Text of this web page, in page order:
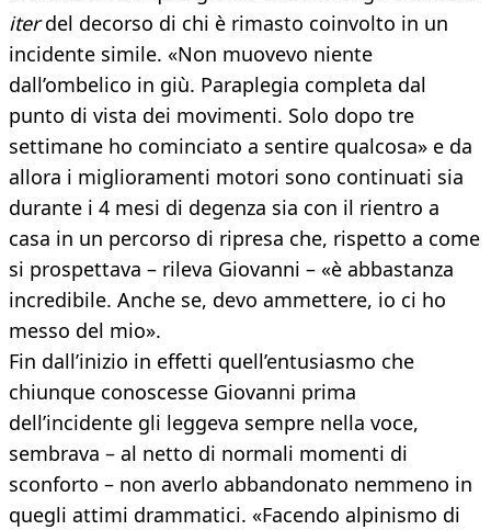
iterdel decorso di chi è rimasto coinvolto in un
incidente simile. «Non muovevo niente
dall’ombelico in giù. Paraplegia completa dal
punto di vista dei movimenti. Solo dopo tre
settimane ho cominciato a sentire qualcosa» e da
allora i miglioramenti motori sono continuati sia
durante i 4 mesi di degenza sia con il rientro a
casa in un percorso di ripresa che, rispetto a come
si prospettava – rileva Giovanni – «è abbastanza
incredibile. Anche se, devo ammettere, io ci ho
messo del mio».
Fin dall’inizio in effetti quell’entusiasmo che
chiunque conoscesse Giovanni prima
dell’incidente gli leggeva sempre nella voce,
sembrava – al netto di normali momenti di
sconforto – non averlo abbandonato nemmeno in
quegli attimi drammatici. «Facendo alpinismo di